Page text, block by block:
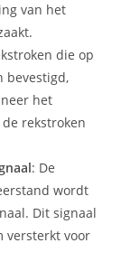
van het
die op
bevestigd,
het
rekstroken
: De
wordt
Dit signaal
versterkt voor